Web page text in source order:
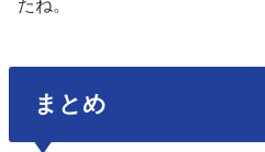
まとめ